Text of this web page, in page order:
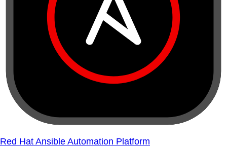
Red Hat Ansible Automation Platform